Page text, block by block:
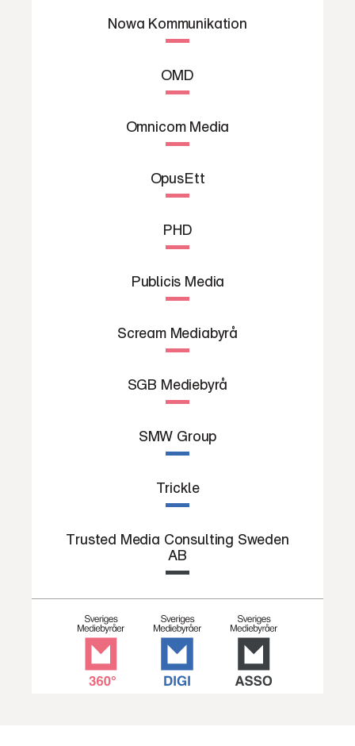
Nowa Kommunikation
OMD
Omnicom Media
OpusEtt
PHD
Publicis Media
Scream Mediabyrå
SGB Mediebyrå
SMW Group
Trickle
Trusted Media Consulting Sweden
AB